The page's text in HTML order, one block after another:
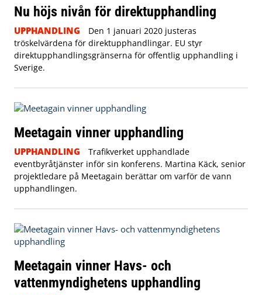
Nu höjs nivån för direktupphandling
UPPHANDLING
Den 1 januari 2020 justeras
tröskelvärdena för direktupphandlingar. EU styr
direktupphandlingsgränserna för offentlig upphandling i
Sverige.
Meetagain vinner upphandling
UPPHANDLING
Trafikverket upphandlade
eventbyråtjänster inför sin konferens. Martina Käck, senior
projektledare på Meetagain berättar om varför de vann
upphandlingen.
Meetagain vinner Havs- och
vattenmyndighetens upphandling